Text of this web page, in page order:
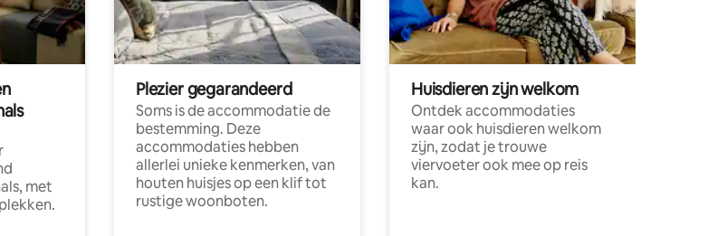
met
Plezier gegarandeerd
Soms is de accommodatie de
bestemming. Deze
accommodaties hebben
allerlei unieke kenmerken, van
houten huisjes op een klif tot
rustige woonboten.
Huisdieren zijn welkom
Ontdek accommodaties
waar ook huisdieren welkom
zijn, zodat je trouwe
viervoeter ook mee op reis
kan.